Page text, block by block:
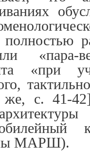
«пара-
«при
же, c.
МАРШ).